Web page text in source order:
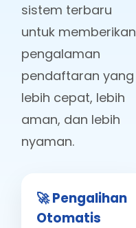
sistem terbaru
untuk memberikan
pengalaman
pendaftaran yang
lebih cepat, lebih
aman, dan lebih
nyaman.
🚀 Pengalihan
Otomatis